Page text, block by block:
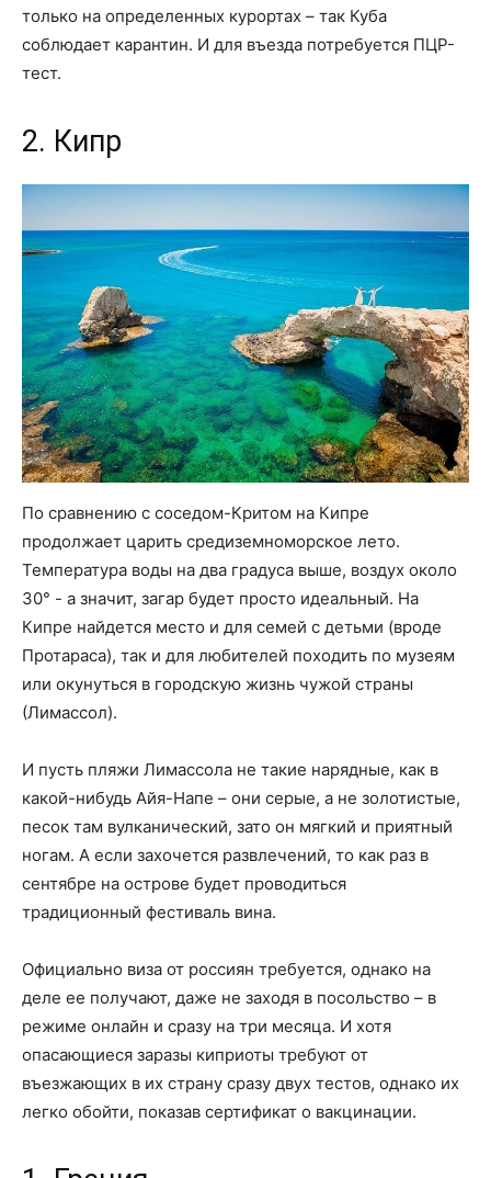
только на определенных курортах – так Куба
соблюдает карантин. И для въезда потребуется ПЦР-
тест.
2. Кипр
По сравнению с соседом-Критом на Кипре
продолжает царить средиземноморское лето.
Температура воды на два градуса выше, воздух около
30° - а значит, загар будет просто идеальный. На
Кипре найдется место и для семей с детьми (вроде
Протараса), так и для любителей походить по музеям
или окунуться в городскую жизнь чужой страны
(Лимассол).
И пусть пляжи Лимассола не такие нарядные, как в
какой-нибудь Айя-Напе – они серые, а не золотистые,
песок там вулканический, зато он мягкий и приятный
ногам. А если захочется развлечений, то как раз в
сентябре на острове будет проводиться
традиционный фестиваль вина.
Официально виза от россиян требуется, однако на
деле ее получают, даже не заходя в посольство – в
режиме онлайн и сразу на три месяца. И хотя
опасающиеся заразы киприоты требуют от
въезжающих в их страну сразу двух тестов, однако их
легко обойти, показав сертификат о вакцинации.